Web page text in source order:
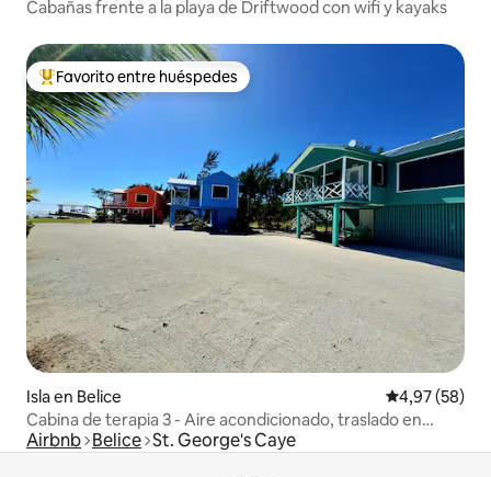
Cabañas frente a la playa de Driftwood con wifi y kayaks
Favorito entre los huéspedes más destacados
Favorito entre huéspedes
Isla en Belice Calificación
4,97 (58)
Cabina de terapia 3 - Aire acondicionado, traslado en
barco, acceso a la playa
Airbnb Belice St. George's Caye